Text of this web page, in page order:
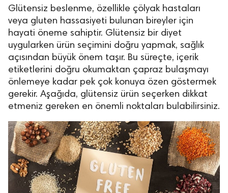
Glütensiz beslenme, özellikle çölyak hastaları
veya gluten hassasiyeti bulunan bireyler için
hayati öneme sahiptir. Glütensiz bir diyet
uygularken ürün seçimini doğru yapmak, sağlık
açısından büyük önem taşır. Bu süreçte, içerik
etiketlerini doğru okumaktan çapraz bulaşmayı
önlemeye kadar pek çok konuya özen göstermek
gerekir. Aşağıda, glütensiz ürün seçerken dikkat
etmeniz gereken en önemli noktaları bulabilirsiniz.